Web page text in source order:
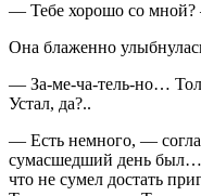
— Тебе хорошо со мной?
Она блаженно
— За-ме-ча-тель-но…
Устал, да?..
— Есть немного, —
сумасшедший день был…
что не сумел достать